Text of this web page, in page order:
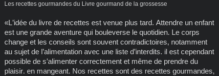
Les recettes gourmandes du Livre gourmand de la grossesse
«L’idée du livre de recettes est venue plus tard. Attendre un enfant
est une grande aventure qui bouleverse le quotidien. Le corps
change et les conseils sont souvent contradictoires, notamment
au sujet de l’alimentation avec une liste d’interdits. il est cependant
possible de s’alimenter correctement et même de prendre du
plaisir. en mangeant. Nos recettes sont des recettes gourmandes,